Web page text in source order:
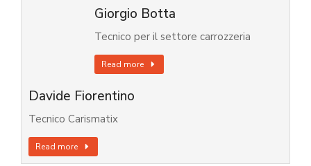
Giorgio Botta
Tecnico per il settore carrozzeria
Read more
Davide Fiorentino
Tecnico Carismatix
Read more